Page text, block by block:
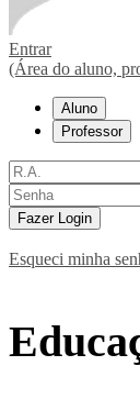
Entrar
(Área do aluno,
Aluno
Professor
Fazer Login
Esqueci minha